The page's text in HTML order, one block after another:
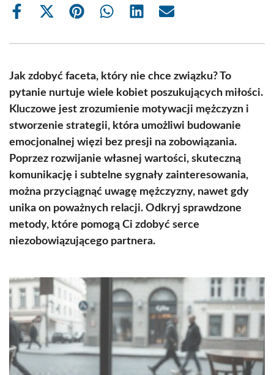
Share
Share
(Twitter)
Share Share Share Share
Jak zdobyć faceta, który nie chce związku? To
pytanie nurtuje wiele kobiet poszukujących miłości.
Kluczowe jest zrozumienie motywacji mężczyzn i
stworzenie strategii, która umożliwi budowanie
emocjonalnej więzi bez presji na zobowiązania.
Poprzez rozwijanie własnej wartości, skuteczną
komunikację i subtelne sygnały zainteresowania,
można przyciągnąć uwagę mężczyzny, nawet gdy
unika on poważnych relacji. Odkryj sprawdzone
metody, które pomogą Ci zdobyć serce
niezobowiązującego partnera.